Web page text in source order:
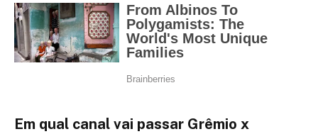
Em qual canal vai passar Grêmio x